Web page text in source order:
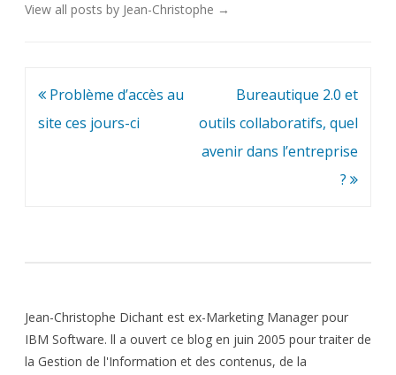
View all posts by Jean-Christophe →
Navigation
de
Problème d’accès au
site ces jours-ci
Bureautique 2.0 et
outils collaboratifs, quel
avenir dans l’entreprise
?
Jean-Christophe Dichant est ex-Marketing Manager pour
IBM Software. ll a ouvert ce blog en juin 2005 pour traiter de
la Gestion de l'Information et des contenus, de la